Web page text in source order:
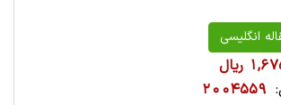
انگلیسی
ریال
2004559